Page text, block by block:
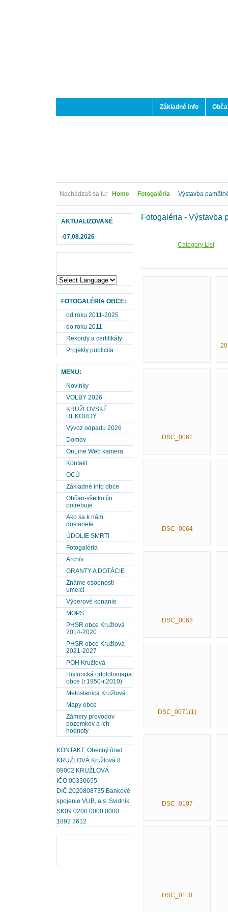
Základné info
Nachádzaš sa tu: Home Fotogaléria Výstavba
AKTUALIZOVANÉ
-07.08.2026
FOTOGALÉRIA OBCE:
od roku 2011-2025
do roku 2011
Rekordy a certifikáty
Projekty publicita
MENU:
Novinky
VOĽBY 2026
KRUŽLOVSKÉ
REKORDY
Vývoz odpadu 2026
Domov
OnLine Web kamera
Kontakt
OCÚ
Základné info obce
Občan-všetko čo
potrebuje
Ako sa k nám
dostanete
ÚDOLIE SMRTI
Fotogaléria
Archív
GRANTY A DOTÁCIE
Známe osobnosti-
umelci
Výberové konanie
MOPS
PHSR obce Kružlová
2014-2020
PHSR obce Kružlová
2021-2027
POH Kružlová
Historická ortofotomapa
obce (r.1950-r.2010)
Metostanica Kružlová
Mapy obce
Zámery prevodov
pozemkov a ich
hodnoty
KONTAKT: Obecný úrad
KRUŽLOVÁ Kružlová 8
09002 KRUŽLOVÁ
IČO:00330655
DIČ:2020808735 Bankové
spojenie VUB, a.s. Svidník
SK09 0200 0000 0000
1892 3612
Fotogaléria - Výstavba
Category List
DSC_0061
DSC_0064
DSC_0068
DSC_0071(1)
DSC_0107
DSC_0110